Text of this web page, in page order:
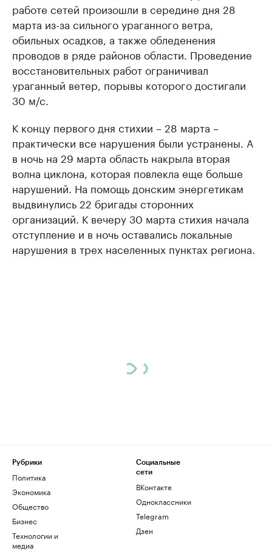
работе сетей произошли в середине дня 28
марта из-за сильного ураганного ветра,
обильных осадков, а также обледенения
проводов в ряде районов области. Проведение
восстановительных работ ограничивал
ураганный ветер, порывы которого достигали
30 м/с.
К концу первого дня стихии – 28 марта –
практически все нарушения были устранены. А
в ночь на 29 марта область накрыла вторая
волна циклона, которая повлекла еще больше
нарушений. На помощь донским энергетикам
выдвинулись 22 бригады сторонних
организаций. К вечеру 30 марта стихия начала
отступление и в ночь оставались локальные
нарушения в трех населенных пунктах региона.
Рубрики
Политика
Экономика
Общество
Бизнес
Технологии и
медиа
Социальные
сети
ВКонтакте
Одноклассники
Telegram
Дзен